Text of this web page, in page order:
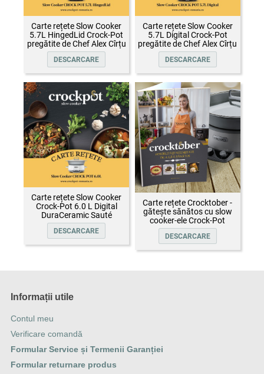
Carte rețete Slow Cooker
5.7L HingedLid Crock-Pot
pregătite de Chef Alex Cîrțu
DESCARCARE
Carte rețete Slow Cooker
5.7L Digital Crock-Pot
pregătite de Chef Alex Cîrțu
DESCARCARE
Carte rețete Slow Cooker
Crock-Pot 6.0 L Digital
DuraCeramic Sauté
DESCARCARE
Carte rețete Crocktober -
gătește sănătos cu slow
cooker-ele Crock-Pot
DESCARCARE
Informații utile
Contul meu
Verificare comandă
Formular Service și Termenii Garanției
Formular returnare produs